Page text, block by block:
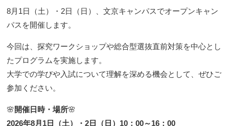
8月1日（土）・2日（日）、文京キャンパスでオープンキャン
パスを開催します。
今回は、探究ワークショップや総合型選抜直前対策を中心とし
たプログラムを実施します。
大学での学びや入試について理解を深める機会として、ぜひご
参加ください。
🌸開催日時・場所🌸
2026年8月1日（土）・2日（日）10：00～16：00